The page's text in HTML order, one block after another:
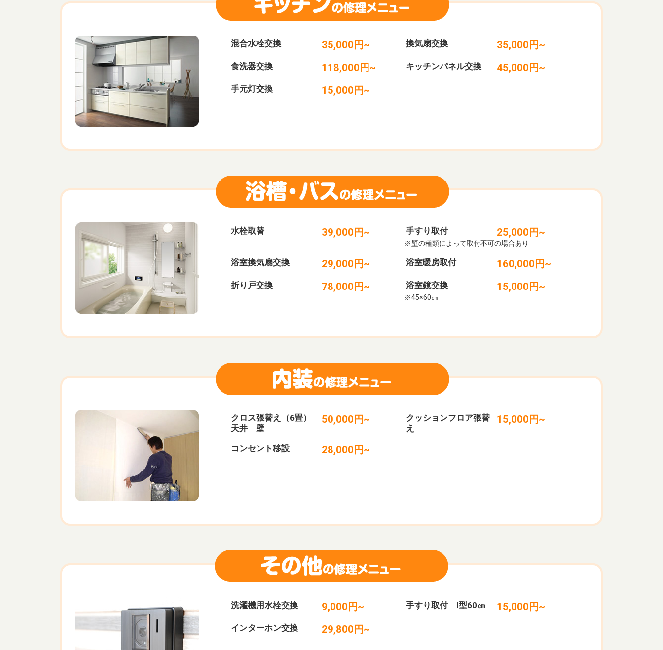
混合水栓交換 35,000円~ 換気扇交換 35,000円~
食洗器交換 118,000円~ キッチンパネル交換 45,000円~
手元灯交換 15,000円~
水栓取替 39,000円~ 手すり取付 25,000円~
※壁の種類によって取付不可の場合あり
浴室換気扇交換 29,000円~ 浴室暖房取付 160,000円~
折り戸交換 78,000円~ 浴室鏡交換 15,000円~
※45×60㎝
クロス張替え（6畳）
天井 壁
50,000円~
クッションフロア張替
え
15,000円~
コンセント移設 28,000円~
洗濯機用水栓交換 9,000円~ 手すり取付 I型60㎝ 15,000円~
インターホン交換 29,800円~